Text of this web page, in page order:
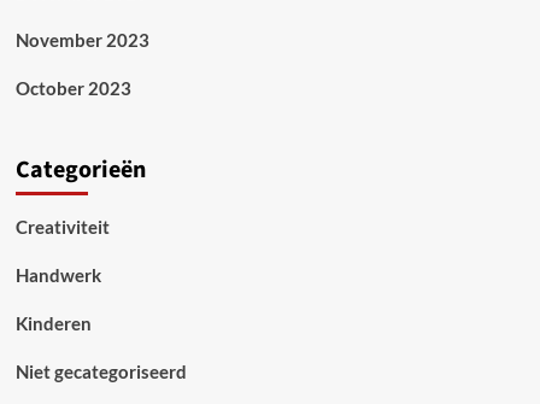
November 2023
October 2023
Categorieën
Creativiteit
Handwerk
Kinderen
Niet gecategoriseerd